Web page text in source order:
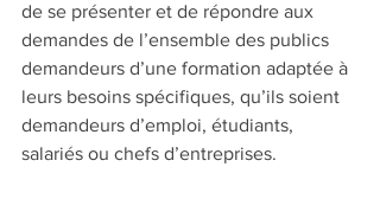
de se présenter et de répondre aux
demandes de l’ensemble des publics
demandeurs d’une formation adaptée à
leurs besoins spécifiques, qu’ils soient
demandeurs d’emploi, étudiants,
salariés ou chefs d’entreprises.